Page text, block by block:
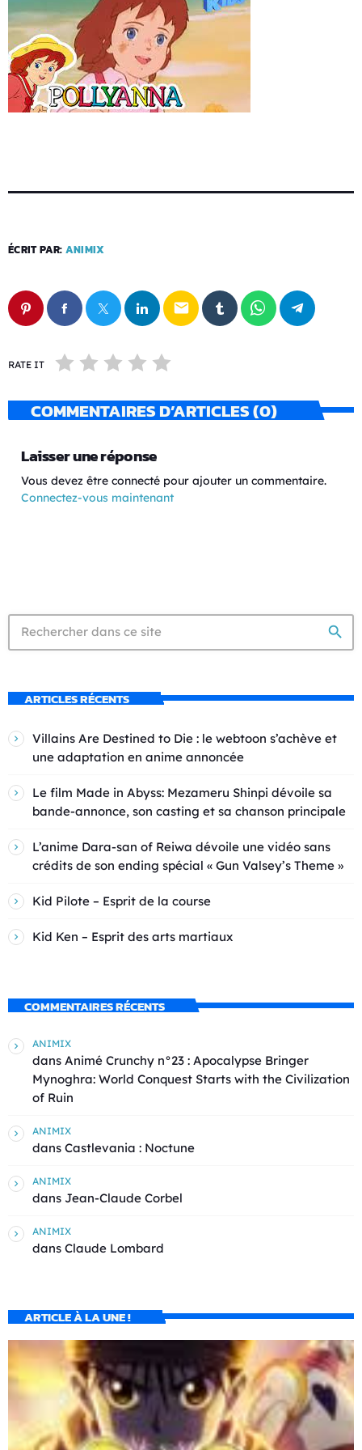
ÉCRIT PAR: ANIMIX
email
RATE IT
COMMENTAIRES D’ARTICLES (0)
Laisser une réponse
Vous devez être connecté pour ajouter un commentaire.
Connectez-vous maintenant
search
ARTICLES RÉCENTS
Villains Are Destined to Die : le webtoon s’achève et
une adaptation en anime annoncée
Le film Made in Abyss: Mezameru Shinpi dévoile sa
bande-annonce, son casting et sa chanson principale
L’anime Dara-san of Reiwa dévoile une vidéo sans
crédits de son ending spécial « Gun Valsey’s Theme »
Kid Pilote – Esprit de la course
Kid Ken – Esprit des arts martiaux
COMMENTAIRES RÉCENTS
ANIMIX
dans Animé Crunchy n°23 : Apocalypse Bringer
Mynoghra: World Conquest Starts with the Civilization
of Ruin
ANIMIX
dans Castlevania : Noctune
ANIMIX
dans Jean-Claude Corbel
ANIMIX
dans Claude Lombard
ARTICLE À LA UNE !